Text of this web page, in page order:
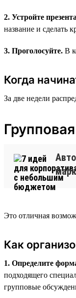
2. Устройте
название и сделать
3. Проголосуйте. В
Когда
За две недели
Это отличная
Как
1. Определите
подходящего
групповые